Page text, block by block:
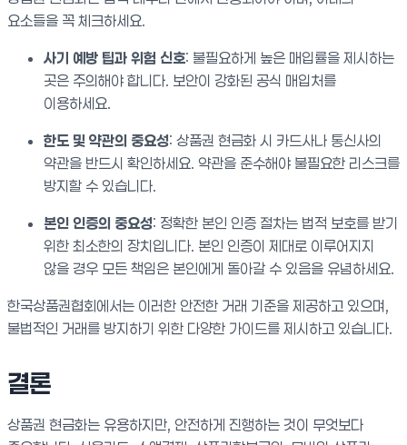
요소들을 꼭 체크하세요.
사기 예방 팁과 위험 신호: 불필요하게 높은 매입률을 제시하는
곳은 주의해야 합니다. 보안이 강화된 공식 매입처를
이용하세요.
한도 및 약관의 중요성: 상품권 현금화 시 카드사나 통신사의
약관을 반드시 확인하세요. 약관을 준수해야 불필요한 리스크를
방지할 수 있습니다.
본인 인증의 중요성: 정확한 본인 인증 절차는 법적 보호를 받기
위한 최소한의 장치입니다. 본인 인증이 제대로 이루어지지
않을 경우 모든 책임은 본인에게 돌아갈 수 있음을 유념하세요.
한국상품권협회에서는 이러한 안전한 거래 기준을 제공하고 있으며,
불법적인 거래를 방지하기 위한 다양한 가이드를 제시하고 있습니다.
결론
상품권 현금화는 유용하지만, 안전하게 진행하는 것이 무엇보다